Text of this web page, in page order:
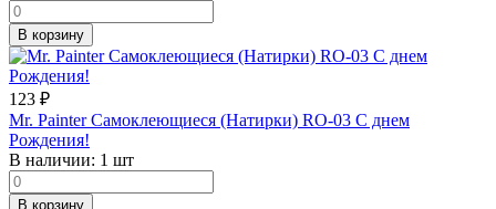
В корзину
123 ₽
Mr. Painter Самоклеющиеся (Натирки) RO-03 С днем
Рождения!
В наличии: 1 шт
В корзину